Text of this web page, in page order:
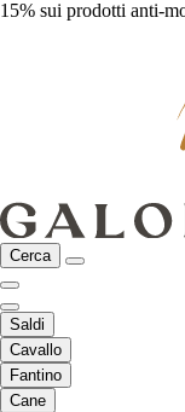
15% sui prodotti anti-
Cerca
Saldi
Cavallo
Fantino
Cane